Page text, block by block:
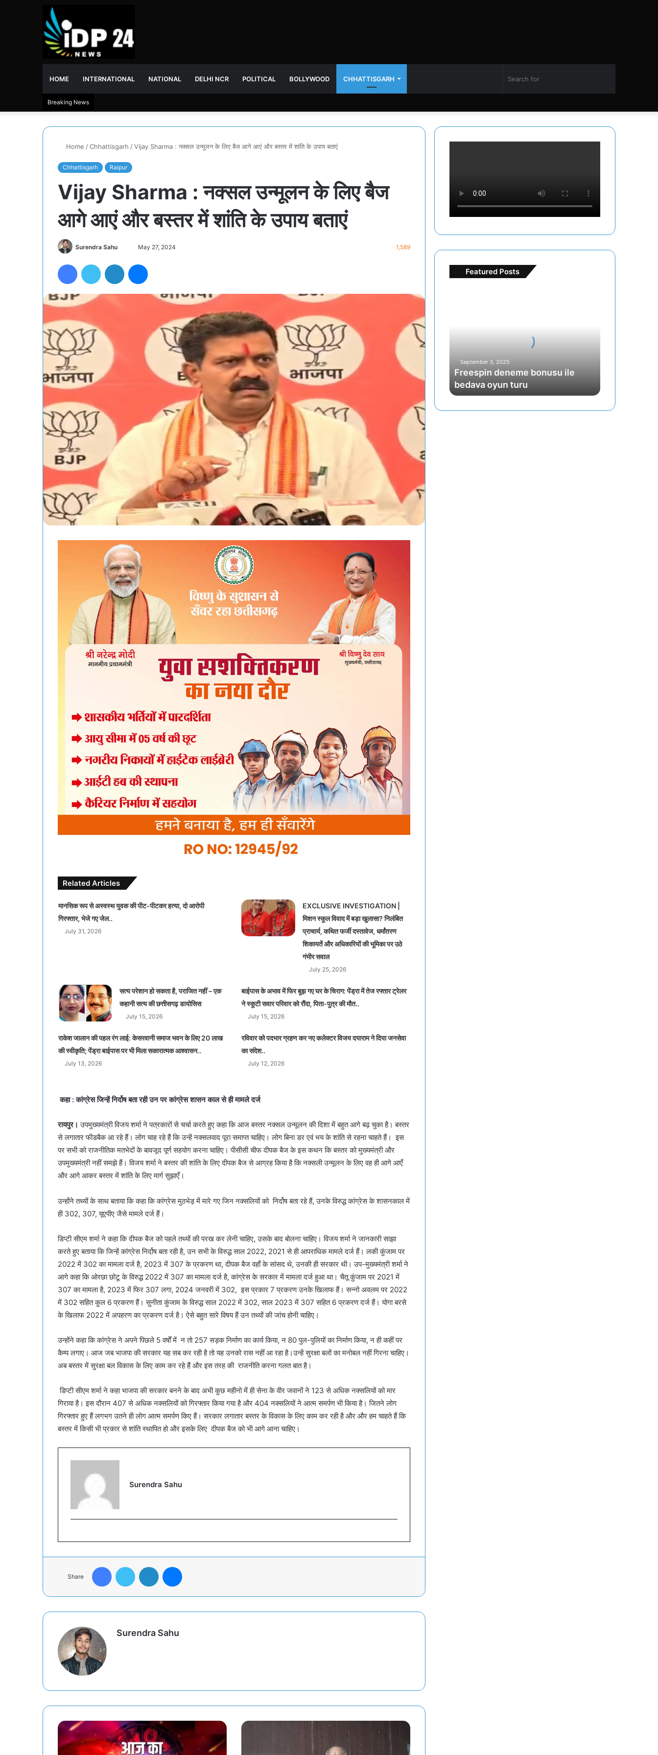
HOME INTERNATIONAL NATIONAL DELHI NCR POLITICAL BOLLYWOOD CHHATTISGARH Switch
Breaking News
Home /Chhattisgarh /Vijay Sharma : नक्सल उन्मूलन के लिए बैज आगे आएं और बस्तर में शांति के उपाय बताएं
Chhattisgarh Raipur
Vijay Sharma : नक्सल उन्मूलन के लिए बैज
आगे आएं और बस्तर में शांति के उपाय बताएं
Surendra Sahu
email
May 27, 2024 1,589
FacebookTwitter LinkedIn
Related Articles
मानसिक रूप से अस्वस्थ युवक की पीट-पीटकर हत्या, दो आरोपी
गिरफ्तार, भेजे गए जेल..
July 31, 2026
EXCLUSIVE INVESTIGATION |
मिशन स्कूल विवाद में बड़ा खुलासा? निलंबित
प्राचार्य, कथित फर्जी दस्तावेज, धर्मांतरण
शिकायतें और अधिकारियों की भूमिका पर उठे
गंभीर सवाल
July 25, 2026
सत्य परेशान हो सकता है, पराजित नहीं – एक
कहानी सत्य की छत्तीसगढ़ डायोसिस
July 15, 2026
बाईपास के अभाव में फिर बुझ गए घर के चिराग: पेंड्रा में तेज रफ्तार ट्रेलर
ने स्कूटी सवार परिवार को रौंदा, पिता-पुत्र की मौत..
July 15, 2026
राकेश जालान की पहल रंग लाई: केसरवानी समाज भवन के लिए 20 लाख
की स्वीकृति; पेंड्रा बाईपास पर भी मिला सकारात्मक आश्वासन..
July 13, 2026
रविवार को पदभार ग्रहण कर नए कलेक्टर विजय दयाराम ने दिया जनसेवा
का संदेश..
July 12, 2026
कहा : कांग्रेस जिन्हें निर्दोष बता रही उन पर कांग्रेस शासन काल से ही मामले दर्ज
रायपुर।उपमुख्यमंत्री विजय शर्मा ने पत्रकारों से चर्चा करते हुए कहा कि आज बस्तर नक्सल उन्मूलन की दिशा में बहुत आगे बढ़ चुका है। बस्तर
से लगातार फीडबैक आ रहे हैं। लोग चाह रहे हैं कि उन्हें नक्सलवाद पूरा समाप्त चाहिए। लोग बिना डर एवं भय के शांति से रहना चाहते हैं। इस
पर सभी को राजनीतिक मतभेदों के बावजूद पूर्ण सहयोग करना चाहिए। पीसीसी चीफ दीपक बैज के इस कथन कि बस्तर को मुख्यमंत्री और
उपमुख्यमंत्री नहीं समझे हैं। विजय शर्मा ने बस्तर की शांति के लिए दीपक बैज से आग्रह किया है कि नक्सली उन्मूलन के लिए वह ही आगे आएँ
और आगे आकर बस्तर में शांति के लिए मार्ग सुझाएँ।
उन्होंने तथ्यों के साथ बताया कि कहा कि कांग्रेस मुठभेड़ में मारे गए जिन नक्सलियों को निर्दोष बता रहे हैं, उनके विरुद्ध कांग्रेस के शासनकाल में
ही 302, 307, यूएपीए जैसे मामले दर्ज हैं।
डिप्टी सीएम शर्मा ने कहा कि दीपक बैज को पहले तथ्यों की परख कर लेनी चाहिए, उसके बाद बोलना चाहिए। विजय शर्मा ने जानकारी साझा
करते हुए बताया कि जिन्हें कांग्रेस निर्दोष बता रही है, उन सभी के विरुद्ध साल 2022, 2021 से ही आपराधिक मामले दर्ज हैं। लकी कुंजाम पर
2022 में 302 का मामला दर्ज है, 2023 में 307 के प्रकरण था, दीपक बैज वहाँ के सांसद थे, उनकी ही सरकार थी। उप-मुख्यमंत्री शर्मा ने
आगे कहा कि ओरछा छोटू के विरुद्ध 2022 में 307 का मामला दर्ज है, कांग्रेस के सरकार में मामला दर्ज हुआ था। चैतू कुंजाम पर 2021 में
307 का मामला है, 2023 में फिर 307 लगा, 2024 जनवरी में 302, इस प्रकार 7 प्रकरण उनके खिलाफ हैं। सन्नो अवलम पर 2022
में 302 सहित कुल 6 प्रकरण हैं। सुनीता कुंजाम के विरुद्ध साल 2022 में 302, साल 2023 में 307 सहित 6 प्रकरण दर्ज हैं। योगा बरसे
के खिलाफ 2022 में अपहरण का प्रकरण दर्ज है। ऐसे बहुत सारे विषय हैं उन तथ्यों की जांच होनी चाहिए।
उन्होंने कहा कि कांग्रेस ने अपने पिछले 5 वर्षों में न तो 257 सड़क निर्माण का कार्य किया, न 80 पुल-पुलियों का निर्माण किया, न ही कहीं पर
कैम्प लगाए। आज जब भाजपा की सरकार यह सब कर रही है तो यह उनको रास नहीं आ रहा है।उन्हें सुरक्षा बलों का मनोबल नहीं गिरना चाहिए।
अब बस्तर में सुरक्षा बल विकास के लिए काम कर रहे हैं और इस तरह की राजनीति करना गलत बात है।
डिप्टी सीएम शर्मा ने कहा भाजपा की सरकार बनने के बाद अभी कुछ महीनो में ही सेना के वीर जवानों ने 123 से अधिक नक्सलियों को मार
गिराया है। इस दौरान 407 से अधिक नक्सलियों को गिरफ्तार किया गया है और 404 नक्सलियों ने आत्म समर्पण भी किया है। जितने लोग
गिरफ्तार हुए हैं लगभग उतने ही लोग आत्म समर्पण किए हैं। सरकार लगातार बस्तर के विकास के लिए काम कर रही है और और हम चाहते हैं कि
बस्तर में किसी भी प्रकार से शांति स्थापित हो और इसके लिए दीपक बैज को भी आगे आना चाहिए।
Surendra Sahu
Share
FacebookTwitter LinkedIn
Surendra Sahu
Featured Posts
September 3, 2025
Freespin deneme bonusu ile
bedava oyun turu